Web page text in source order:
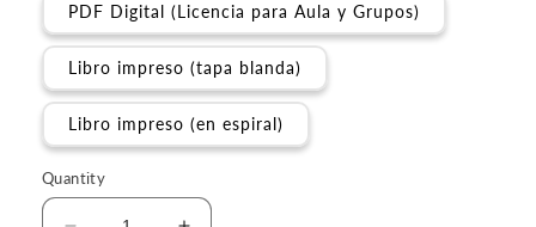
PDF Digital (Licencia para Aula y Grupos)
Libro impreso (tapa blanda)
Libro impreso (en espiral)
Quantity